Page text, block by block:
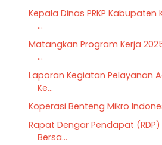
Kepala Dinas PRKP Kabupaten
...
Matangkan Program Kerja
...
Laporan Kegiatan Pelayanan
Ke...
Koperasi Benteng Mikro
Rapat Dengar Pendapat (RDP)
Bersa...